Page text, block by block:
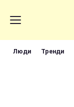
Люди Тренди